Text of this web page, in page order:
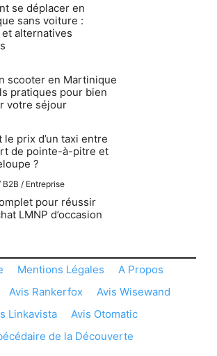
se déplacer en
sans voiture :
alternatives
scooter en Martinique
pratiques pour bien
votre séjour
le prix d’un taxi entre
de pointe-à-pitre et
?
B2B / Entreprise
pour réussir
LMNP d’occasion
Mentions Légales
A Propos
Avis Rankerfox
Avis Wisewand
Linkavista
Avis Otomatic
de la Découverte